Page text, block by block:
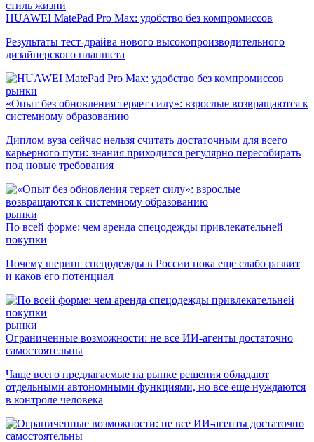
стиль жизни
HUAWEI MatePad Pro Max: удобство без компромиссов
Результаты тест-драйва нового высокопроизводительного
дизайнерского планшета
рынки
«Опыт без обновления теряет силу»: взрослые возвращаются к
системному образованию
Диплом вуза сейчас нельзя считать достаточным для всего
карьерного пути: знания приходится регулярно пересобирать
под новые требования
рынки
По всей форме: чем аренда спецодежды привлекательней
покупки
Почему шеринг спецодежды в России пока еще слабо развит
и каков его потенциал
рынки
Ограниченные возможности: не все ИИ-агенты достаточно
самостоятельны
Чаще всего предлагаемые на рынке решения обладают
отдельными автономными функциями, но все еще нуждаются
в контроле человека